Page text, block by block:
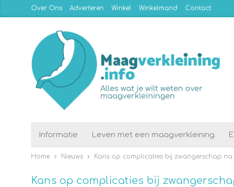
Over Ons Adverteren Winkel Winkelmand Contact
Informatie Leven met een maagverkleining
Home Nieuws Kans op complicaties bij zwangerschap
Kans op complicaties bij